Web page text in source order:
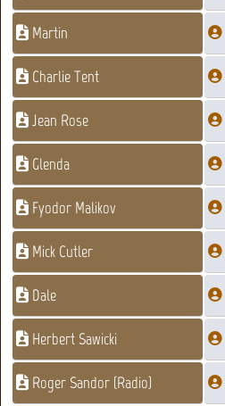
Martin
Charlie Tent
Jean Rose
Glenda
Fyodor Malikov
Mick Cutler
Dale
Herbert Sawicki
Roger Sandor (Radio)